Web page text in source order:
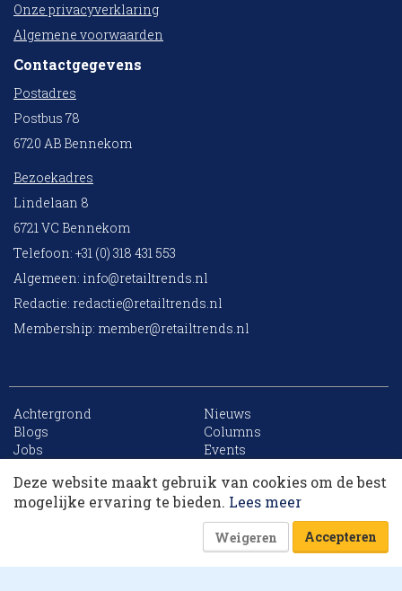
Onze privacyverklaring
Algemene voorwaarden
Contactgegevens
Postadres
Postbus 78
6720 AB Bennekom
Bezoekadres
Lindelaan 8
6721 VC Bennekom
Telefoon: +31 (0) 318 431 553
Algemeen: info@retailtrends.nl
Redactie: redactie@retailtrends.nl
Membership: member@retailtrends.nl
Achtergrond
Nieuws
Blogs
Columns
Jobs
Events
Archief
Sitemap
Website is powered by
Deze website maakt gebruik van cookies om de best
mogelijke ervaring te bieden. Lees meer
Weigeren Accepteren
10 collega’s
Korting op events